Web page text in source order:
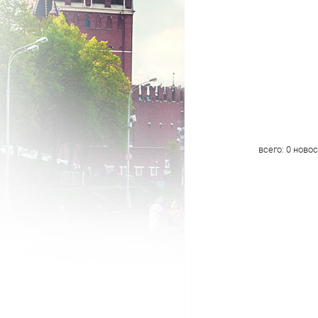
всего: 0